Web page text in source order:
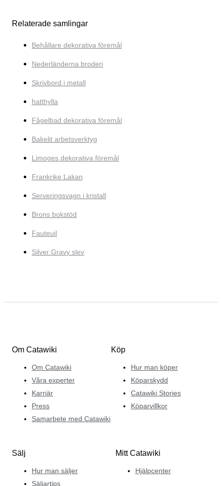
Relaterade samlingar
Behållare dekorativa föremål
Nederländerna broderi
Skrivbord i metall
hatthylla
Fågelbad dekorativa föremål
Bakelit arbetsverktyg
Limoges dekorativa föremål
Frankrike Lakan
Serveringsvagn i kristall
Brons bokstöd
Fauteuil
Silver Gravy slev
Om Catawiki
Om Catawiki
Våra experter
Karriär
Press
Samarbete med Catawiki
Köp
Hur man köper
Köparskydd
Catawiki Stories
Köparvillkor
Sälj
Hur man säljer
Säljartips
Mitt Catawiki
Hjälpcenter